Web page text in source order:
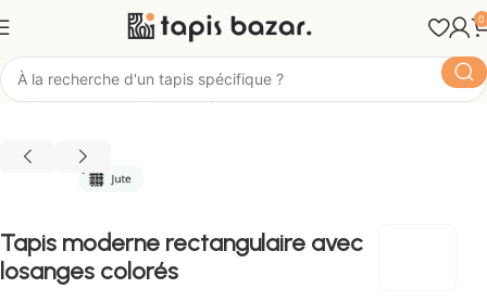
0
Tapis Moderne
Tapis moderne rectangulaire avec
losanges colorés